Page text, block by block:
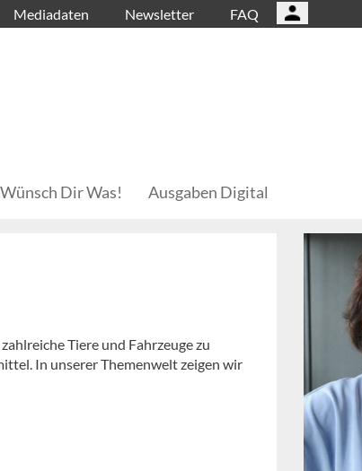
Mediadaten Newsletter FAQ
Wünsch Dir Was! Ausgaben Digital
Tiere und Fahrzeuge zu
In unserer Themenwelt zeigen wir